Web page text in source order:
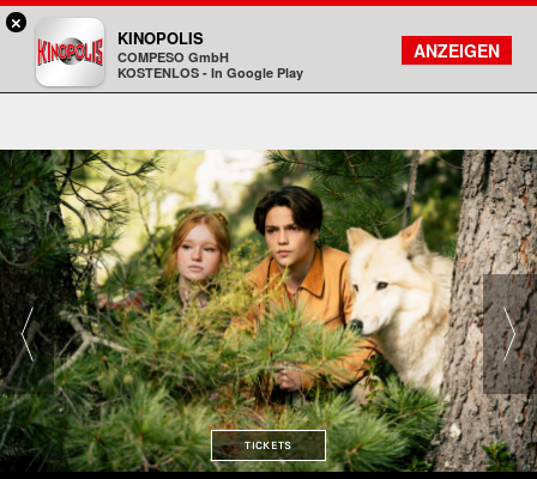
Kinopolis
FILMSUCHE
KONTO
TICKETS
×
KINOPOLIS
COMPESO GmbH
KOSTENLOS - In Google Play
ANZEIGEN